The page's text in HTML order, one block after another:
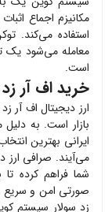
مکانیزم اجماع
معامله می‌شود یک
است.
خرید اف آر
ارز دیجیتال اف آر
بازار است. به
ایرانی بهترین
می‌آیند. صرافی ارز
شما فراهم کرده تا
صورتی امن و سریع
زد سولار سیستم